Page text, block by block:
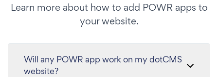
Learn more about how to add POWR apps to
your website.
Will any POWR app work on my dotCMS
website?